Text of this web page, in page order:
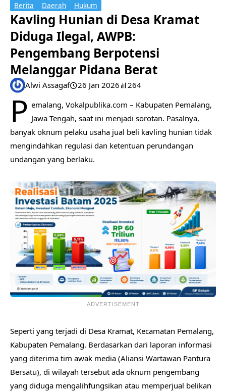
Berita Daerah Hukum
Kavling Hunian di Desa Kramat
Diduga Ilegal, AWPB:
Pengembang Berpotensi
Melanggar Pidana Berat
Alwi Assagaf 26 Jan 2026 264
P emalang, Vokalpublika.com – Kabupaten Pemalang,
Jawa Tengah, saat ini menjadi sorotan. Pasalnya,
banyak oknum pelaku usaha jual beli kavling hunian tidak
mengindahkan regulasi dan ketentuan perundangan
undangan yang berlaku.
ADVERTISEMENT
Seperti yang terjadi di Desa Kramat, Kecamatan Pemalang,
Kabupaten Pemalang. Berdasarkan dari laporan informasi
yang diterima tim awak media (Aliansi Wartawan Pantura
Bersatu), di wilayah tersebut ada oknum pengembang
yang diduga mengalihfungsikan atau memperjual belikan